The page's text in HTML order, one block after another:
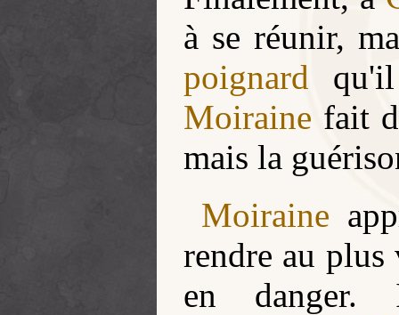
à se réunir,
poignard
Moiraine fait
mais la
Moiraine
rendre au
en danger.